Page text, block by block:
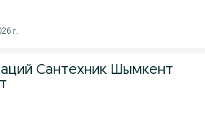
г.
Сантехник Шымкент